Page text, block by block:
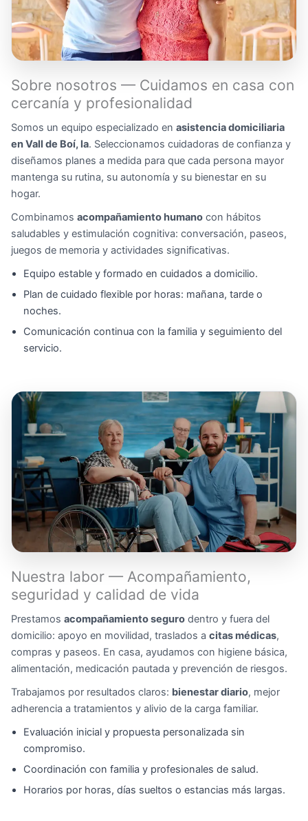
Sobre nosotros — Cuidamos en casa con
cercanía y profesionalidad
Somos un equipo especializado en asistencia domiciliaria
en Vall de Boí, la. Seleccionamos cuidadoras de confianza y
diseñamos planes a medida para que cada persona mayor
mantenga su rutina, su autonomía y su bienestar en su
hogar.
Combinamos acompañamiento humano con hábitos
saludables y estimulación cognitiva: conversación, paseos,
juegos de memoria y actividades significativas.
Equipo estable y formado en cuidados a domicilio.
Plan de cuidado flexible por horas: mañana, tarde o
noches.
Comunicación continua con la familia y seguimiento del
servicio.
Nuestra labor — Acompañamiento,
seguridad y calidad de vida
Prestamos acompañamiento seguro dentro y fuera del
domicilio: apoyo en movilidad, traslados a citas médicas,
compras y paseos. En casa, ayudamos con higiene básica,
alimentación, medicación pautada y prevención de riesgos.
Trabajamos por resultados claros: bienestar diario, mejor
adherencia a tratamientos y alivio de la carga familiar.
Evaluación inicial y propuesta personalizada sin
compromiso.
Coordinación con familia y profesionales de salud.
Horarios por horas, días sueltos o estancias más largas.